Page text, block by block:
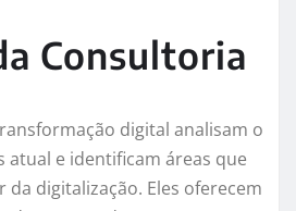
Consultoria
digital analisam o
atual e identificam áreas que
da digitalização. Eles oferecem